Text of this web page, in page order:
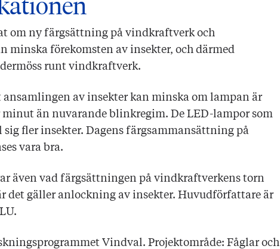
om ny färgsättning på vindkraftverk och
minska förekomsten av insekter, och därmed
runt vindkraftverk.
av insekter kan minska om lampan är
än nuvarande blinkregim. De LED-lampor som
sig fler insekter. Dagens färgsammansättning på
vara bra.
även vad färgsättningen på vindkraftverkens torn
det gäller anlockning av insekter. Huvudförfattare är
Vindval. Projektområde: Fåglar och